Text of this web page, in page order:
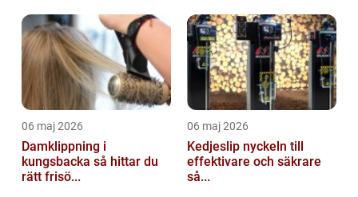
06 maj 2026
Damklippning i
kungsbacka så hittar du
rätt frisö...
06 maj 2026
Kedjeslip nyckeln till
effektivare och säkrare
så...